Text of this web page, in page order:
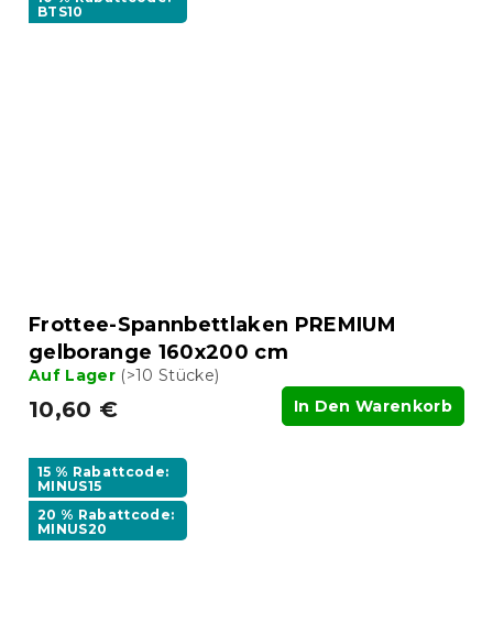
BTS10
Frottee-Spannbettlaken PREMIUM
gelborange 160x200 cm
Auf Lager (>10 Stücke)
10,60 € In Den Warenkorb
15 % Rabattcode:
MINUS15
20 % Rabattcode:
MINUS20